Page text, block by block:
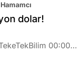
dolar!
00:00
kimdir ve
Kendi şirketlerini